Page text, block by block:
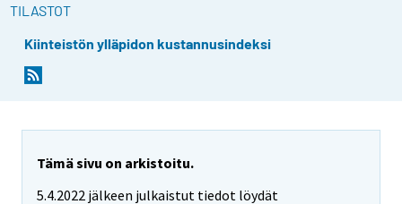
TILASTOT
Kiinteistön ylläpidon kustannusindeksi
Tämä sivu on arkistoitu.
5.4.2022 jälkeen julkaistut tiedot löydät